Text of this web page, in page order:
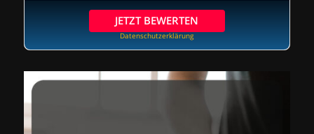
JETZT BEWERTEN
Datenschutzerklärung